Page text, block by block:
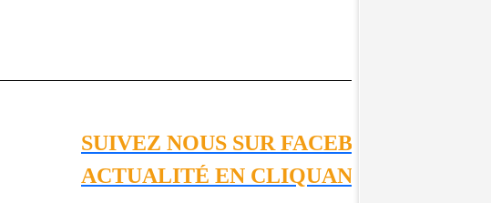
SUIVEZ NOUS SUR FACEBOOK POUR NE
ACTUALITÉ EN CLIQUANT SUR CE